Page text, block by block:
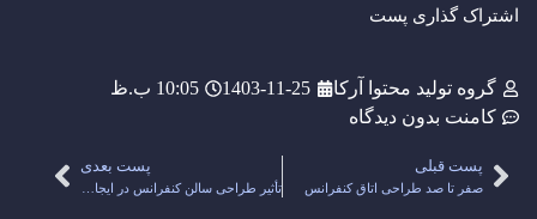
اشتراک گذاری پست
گروه تولید محتوا آرکا 1403-11-25
10:05 ب.ظ
کامنت بدون دیدگاه
پست قبلی
صفر تا صد طراحی اتاق کنفرانس
پست بعدی